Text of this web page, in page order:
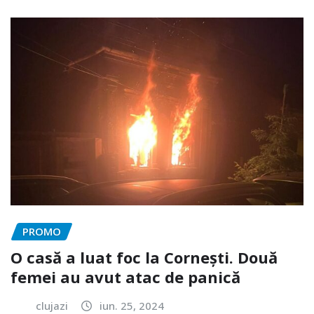
PROMO
O casă a luat foc la Cornești. Două
femei au avut atac de panică
clujazi iun. 25, 2024